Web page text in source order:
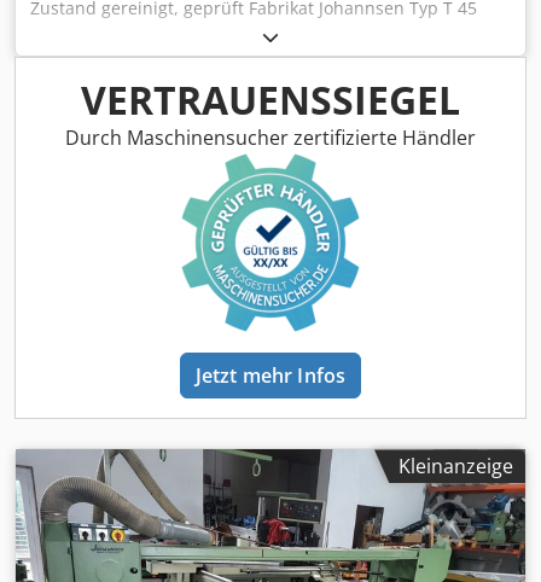
Zustand gereinigt, geprüft Fabrikat Johannsen Typ T 45
Baujahr 88 Anzahl Aggregate R + L Lauf Motor 1,5 kW
Dedpfx Aovwf Trsglock Absauganschluss D 140 mm
Platzbedarf ca. LxBxH mm 1000 x 500 x 1000 Gewicht ca.
130 kg Gesamtanschlusswert ca. 1,5 kW Lagerort 97447
Gerolzhofen Übergabe im Istzustand wie auf Foto
besichtigt - frei verladen -
VERTRAUENSSIEGEL
Durch Maschinensucher zertifizierte Händler
Jetzt mehr Infos
Kleinanzeige